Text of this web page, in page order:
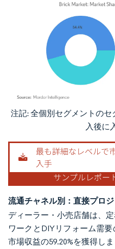
画像 © Mordor Intelligence。再利用
注記: 全個別セグメントの
入後に
流通チャネル別：直接プロ
ディーラー・小売店舗は、
ワークとDIYリフォーム需
市場収益の59.20%を獲得し